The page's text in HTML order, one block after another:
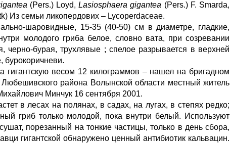
(Pers.) Loyd,Lasiosphaera gigantea (Pers.) F. Smarda,
Из семьи ликопердових – Lycoperdaceae.
шаровидные, 15-35 (40-50) см в диаметре, гладкие,
молодого гриба белое, словно вата, при созревании
черно-бурая, трухлявые ; спелое разрывается в верхней
бурокоричневи.
гигантскую весом 12 килограммов – нашел на бригадном
района Волынской области местный житель
Минчук 16 сентября 2001.
в лесах на полянах, в садах, на лугах, в степях редко;
гриб только молодой, пока внутри белый. Используют
порезанный на тонкие частицы, только в день сбора,
гигантской обнаружено ценный антибиотик кальвацин.